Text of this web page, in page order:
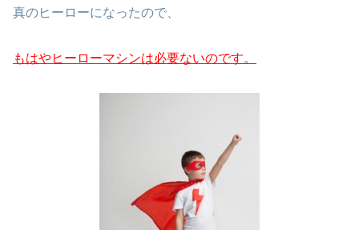
真のヒーローになったので、
もはやヒーローマシンは必要ないのです。